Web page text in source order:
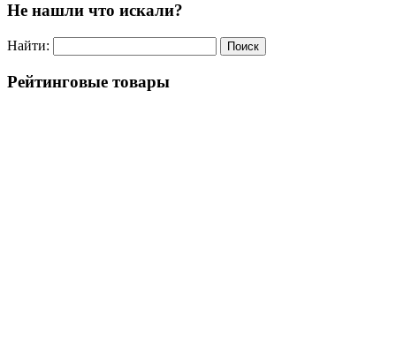
Не нашли что искали?
Найти:
Рейтинговые товары